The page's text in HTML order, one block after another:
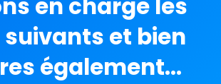
en charge les
et bien
également...